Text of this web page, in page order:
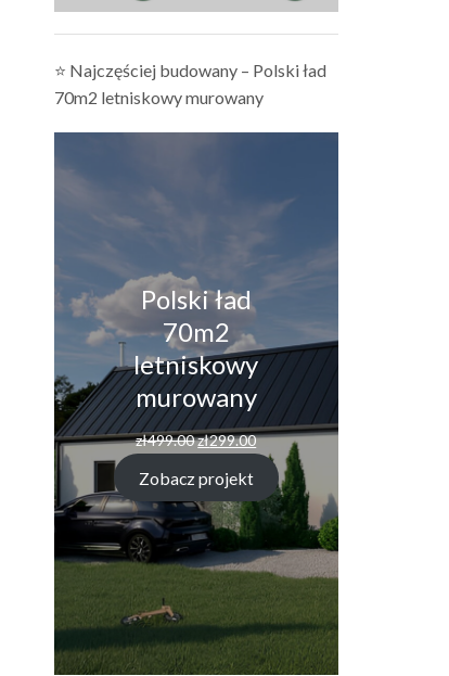
⭐ Najczęściej budowany – Polski ład
70m2 letniskowy murowany
Polski ład
70m2
letniskowy
murowany
zł499.00Pierwotna
cena
wynosiła:
zł499.00.
zł299.00Aktualna
cena
wynosi:
zł299.00.
Zobacz projekt